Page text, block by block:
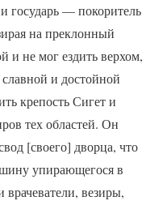
государь — покоритель
на преклонный
и не мог ездить верхом,
и достойной
крепость Сигет и
тех областей. Он
[своего] дворца, что
упирающегося в
везиры,